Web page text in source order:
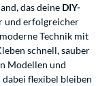
das deine DIY-
und erfolgreicher
Technik mit
schnell, sauber
Modellen und
dabei flexibel bleiben